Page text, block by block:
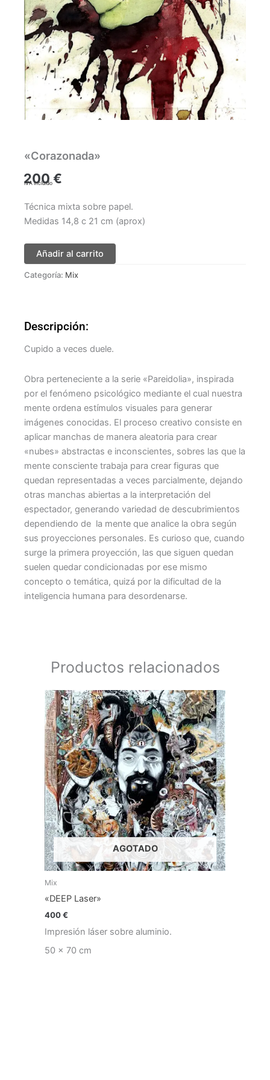
«Corazonada»
200€
IVA incluido
Técnica mixta sobre papel.
Medidas 14,8 c 21 cm (aprox)
Añadir al carrito
Categoría: Mix
Descripción:
Cupido a veces duele.
Obra perteneciente a la serie «Pareidolia», inspirada
por el fenómeno psicológico mediante el cual nuestra
mente ordena estímulos visuales para generar
imágenes conocidas. El proceso creativo consiste en
aplicar manchas de manera aleatoria para crear
«nubes» abstractas e inconscientes, sobres las que la
mente consciente trabaja para crear figuras que
quedan representadas a veces parcialmente, dejando
otras manchas abiertas a la interpretación del
espectador, generando variedad de descubrimientos
dependiendo de la mente que analice la obra según
sus proyecciones personales. Es curioso que, cuando
surge la primera proyección, las que siguen quedan
suelen quedar condicionadas por ese mismo
concepto o temática, quizá por la dificultad de la
inteligencia humana para desordenarse.
Productos relacionados
AGOTADO
Mix
«DEEP Laser»
400€
Impresión láser sobre aluminio.
50 x 70 cm